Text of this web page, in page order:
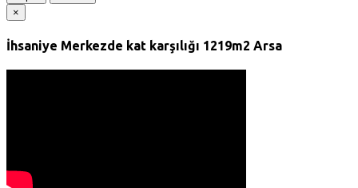
×
İhsaniye Merkezde kat karşılığı 1219m2 Arsa